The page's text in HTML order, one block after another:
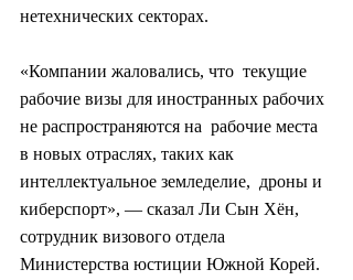
нетехнических секторах.
«Компании жаловались, что  текущие
рабочие визы для иностранных рабочих
не распространяются на  рабочие места
в новых отраслях, таких как
интеллектуальное земледелие,  дроны и
киберспорт», — сказал Ли Сын Хён,
сотрудник визового отдела
Министерства юстиции Южной Корей.